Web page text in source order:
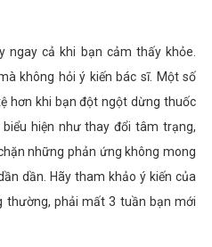
ngay cả khi bạn cảm thấy khỏe.
không hỏi ý kiến ​​bác sĩ. Một số
hơn khi bạn đột ngột dừng thuốc
hiện như thay đổi tâm trạng,
những phản ứng không mong
dần. Hãy tham khảo ý kiến ​​của
thường, phải mất 3 tuần bạn mới